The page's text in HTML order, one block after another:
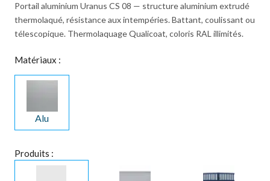
Portail aluminium Uranus CS 08 — structure aluminium extrudé
thermolaqué, résistance aux intempéries. Battant, coulissant ou
télescopique. Thermolaquage Qualicoat, coloris RAL illimités.
Matériaux :
Alu
Produits :